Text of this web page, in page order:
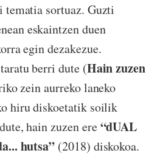
sortuaz. Guzti
eskaintzen duen
egin dezakezue.
berri dute (Hain zuzen
zein aurreko laneko
hiru diskoetatik soilik
hain zuzen ere“dUAL
hutsa” (2018) diskokoa.